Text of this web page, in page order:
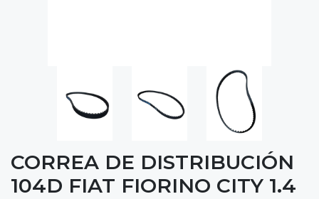
CORREA DE DISTRIBUCIÓN
104D FIAT FIORINO CITY 1.4